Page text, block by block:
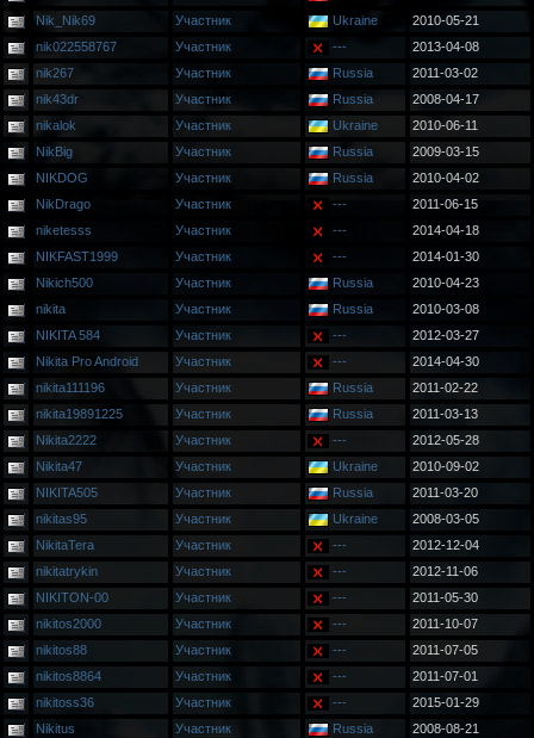
Nik_Nik69
Участник Ukraine
2010-05-21
nik022558767
Участник ---
2013-04-08
nik267
Участник Russia
2011-03-02
nik43dr
Участник Russia
2008-04-17
nikalok
Участник Ukraine
2010-06-11
NikBig
Участник Russia
2009-03-15
NIKDOG
Участник Russia
2010-04-02
NikDrago
Участник ---
2011-06-15
niketesss
Участник ---
2014-04-18
NIKFAST1999
Участник ---
2014-01-30
Nikich500
Участник Russia
2010-04-23
nikita
Участник Russia
2010-03-08
NIKITA 584
Участник ---
2012-03-27
Nikita Pro Android
Участник ---
2014-04-30
nikita111196
Участник Russia
2011-02-22
nikita19891225
Участник Russia
2011-03-13
Nikita2222
Участник ---
2012-05-28
Nikita47
Участник Ukraine
2010-09-02
NIKITA505
Участник Russia
2011-03-20
nikitas95
Участник Ukraine
2008-03-05
NikitaTera
Участник ---
2012-12-04
nikitatrykin
Участник ---
2012-11-06
NIKITON-00
Участник ---
2011-05-30
nikitos2000
Участник ---
2011-10-07
nikitos88
Участник ---
2011-07-05
nikitos8864
Участник ---
2011-07-01
nikitoss36
Участник ---
2015-01-29
Nikitus
Участник Russia
2008-08-21